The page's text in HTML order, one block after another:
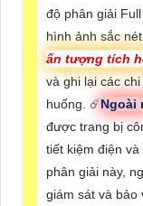
độ phân giải
hình ảnh sắc
ấn tượng tích
và ghi lại các
huống. ☄️Ngoài
được trang bị
tiết kiệm điện
phân giải này,
giám sát và bảo